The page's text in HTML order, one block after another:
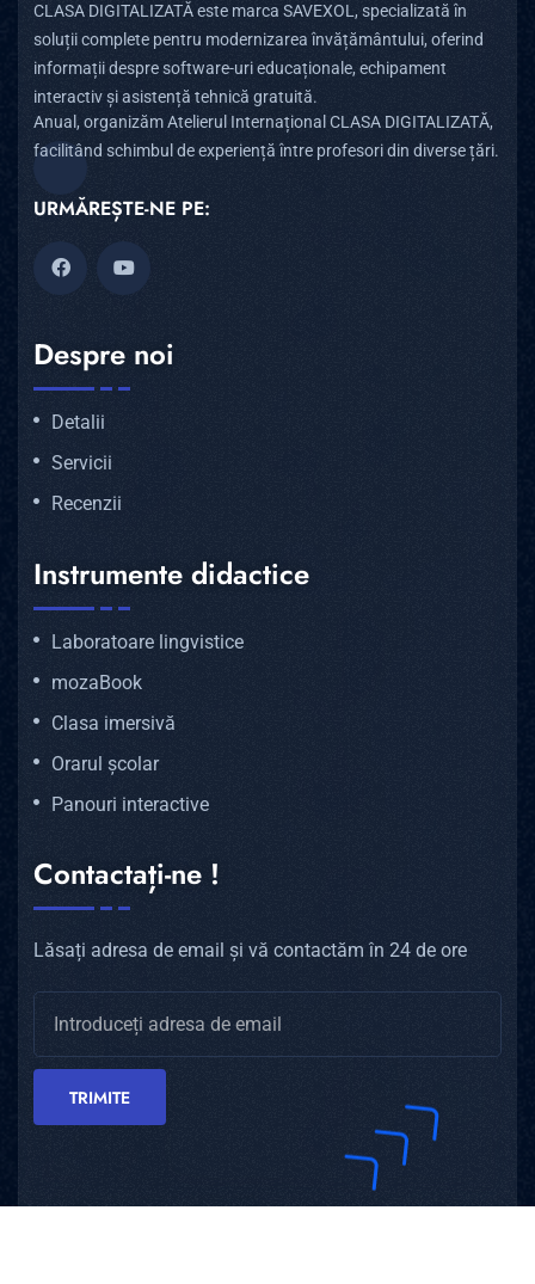
CLASA DIGITALIZATĂ este marca SAVEXOL, specializată în
soluții complete pentru modernizarea învățământului, oferind
informații despre software-uri educaționale, echipament
interactiv și asistență tehnică gratuită.
Anual, organizăm Atelierul Internațional CLASA DIGITALIZATĂ,
facilitând schimbul de experiență între profesori din diverse țări.
URMĂREȘTE-NE PE:
Despre noi
Detalii
Servicii
Recenzii
Instrumente didactice
Laboratoare lingvistice
mozaBook
Clasa imersivă
Orarul școlar
Panouri interactive
Contactați-ne !
Lăsați adresa de email și vă contactăm în 24 de ore
TRIMITE